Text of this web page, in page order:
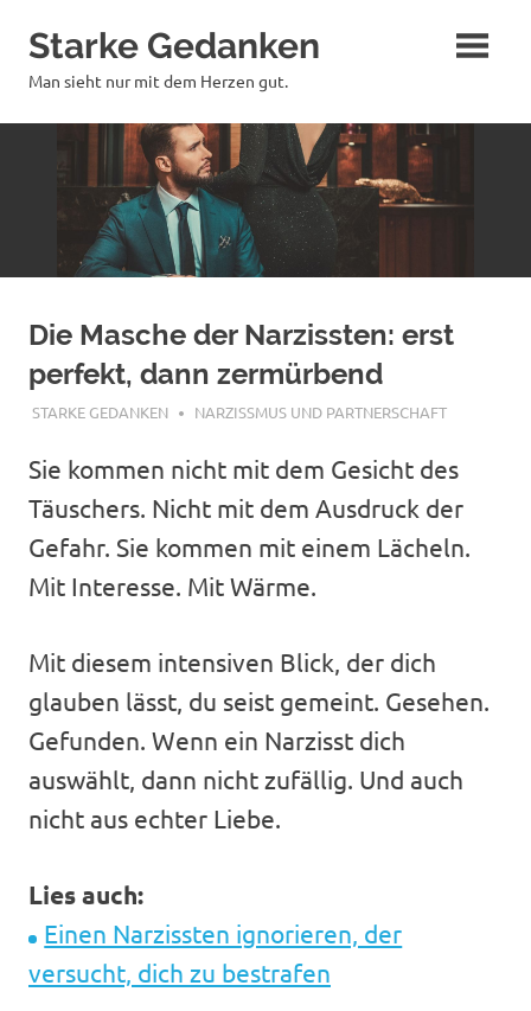
Inhalt
springen
Starke Gedanken
Man sieht nur mit dem Herzen gut.
Die Masche der Narzissten: erst
perfekt, dann zermürbend
JULI 24, 2025
STARKE GEDANKEN NARZISSMUS UND PARTNERSCHAFT
Sie kommen nicht mit dem Gesicht des
Täuschers. Nicht mit dem Ausdruck der
Gefahr. Sie kommen mit einem Lächeln.
Mit Interesse. Mit Wärme.
Mit diesem intensiven Blick, der dich
glauben lässt, du seist gemeint. Gesehen.
Gefunden. Wenn ein Narzisst dich
auswählt, dann nicht zufällig. Und auch
nicht aus echter Liebe.
Lies auch:
Einen Narzissten ignorieren, der
versucht, dich zu bestrafen